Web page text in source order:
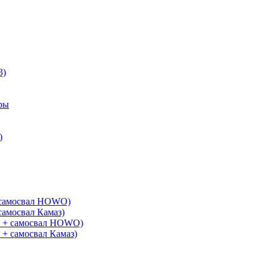
HOWO)
Камаз)
самосвал HOWO)
самосвал Камаз)